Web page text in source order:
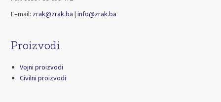
E–mail: zrak@zrak.ba|info@zrak.ba
Proizvodi
Vojni proizvodi
Civilni proizvodi